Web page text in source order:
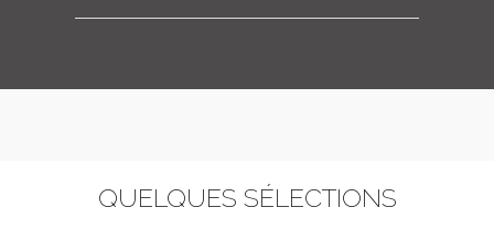
QUELQUES SÉLECTIONS